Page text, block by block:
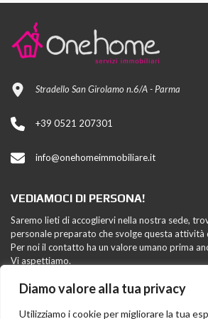
Diamo valore alla tua privacy
Utilizziamo i cookie per migliorare la tua
Stradello San Girolamo n.6/A - Parma
+39 0521 207301
info@onehomeimmobiliare.it
VEDIAMOCI DI PERSONA!
Saremo lieti di accogliervi nella nostra sede,
personale preparato che svolge questa attività
Per noi il contatto ha un valore umano prima
Vi aspettiamo.
FAI CONOSCERE ONE HOME